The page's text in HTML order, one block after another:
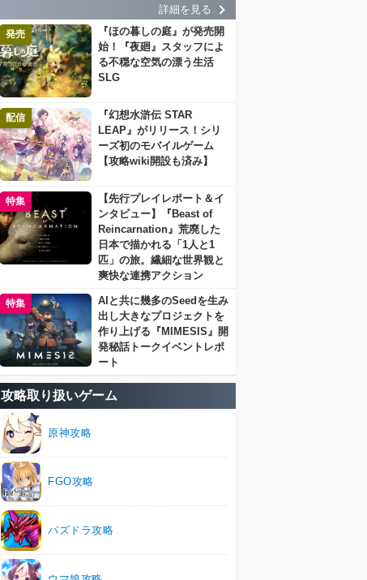
詳細を見る
発売
『ほの暮しの庭』が発売開
始！『夜廻』スタッフによ
る不穏な空気の漂う生活
SLG
配信
『幻想水滸伝 STAR
LEAP』がリリース！シリ
ーズ初のモバイルゲーム
【攻略wiki開設も済み】
特集
【先行プレイレポート＆イ
ンタビュー】『Beast of
Reincarnation』荒廃した
日本で描かれる「1人と1
匹」の旅。繊細な世界観と
爽快な連携アクション
特集
AIと共に幾多のSeedを生み
出し大きなプロジェクトを
作り上げる『MIMESIS』開
発秘話トークイベントレポ
ート
攻略取り扱いゲーム
原神攻略
FGO攻略
パズドラ攻略